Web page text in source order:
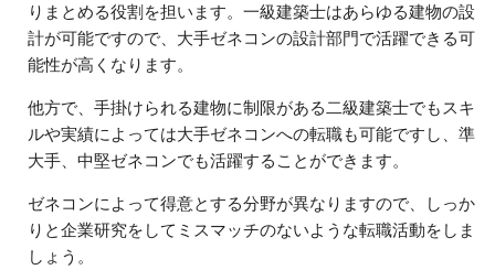
りまとめる役割を担います。一級建築士はあらゆる建物の設
計が可能ですので、大手ゼネコンの設計部門で活躍できる可
能性が高くなります。
他方で、手掛けられる建物に制限がある二級建築士でもスキ
ルや実績によっては大手ゼネコンへの転職も可能ですし、準
大手、中堅ゼネコンでも活躍することができます。
ゼネコンによって得意とする分野が異なりますので、しっか
りと企業研究をしてミスマッチのないような転職活動をしま
しょう。